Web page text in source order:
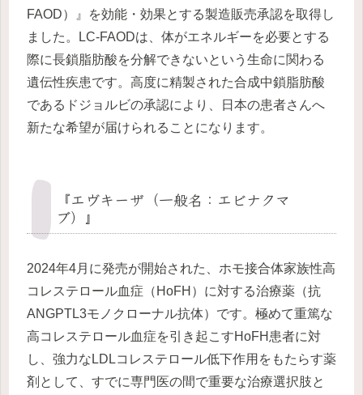
FAOD）』を効能・効果とする製造販売承認を取得し
ました。LC-FAODは、体がエネルギーを必要とする
際に長鎖脂肪酸を分解できないという生命に関わる
遺伝性疾患です。高度に精製された合成中鎖脂肪酸
であるドジョルビの承認により、日本の患者さんへ
新たな希望が届けられることになります。
『エヴキーザ（一般名：エビナクマ
ブ）』
2024年4月に発売が開始された、ホモ接合体家族性高
コレステロール血症（HoFH）に対する治療薬（抗
ANGPTL3モノクローナル抗体）です。極めて重篤な
高コレステロール血症を引き起こすHoFH患者に対
し、強力なLDLコレステロール低下作用をもたらす薬
剤として、すでに専門医の間で重要な治療選択肢と